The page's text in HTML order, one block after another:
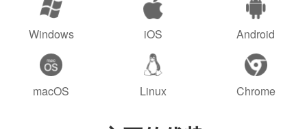
Windows iOS Android
macOS Linux Chrome